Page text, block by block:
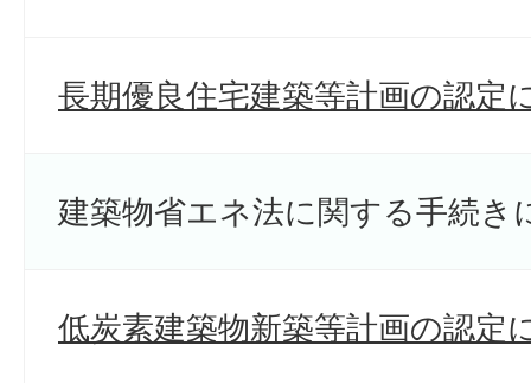
長期優良住宅建築等計画の認定
建築物省エネ法に関する手続き
低炭素建築物新築等計画の認定